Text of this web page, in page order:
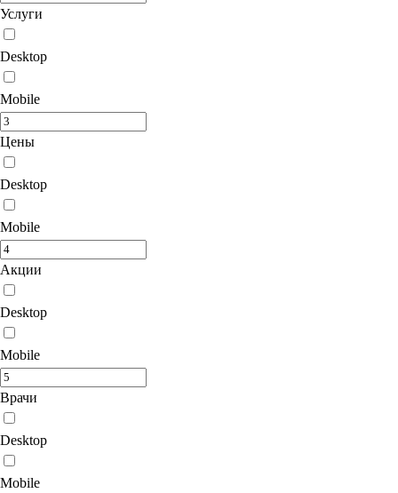
Услуги
Desktop
Mobile
Цены
Desktop
Mobile
Акции
Desktop
Mobile
Врачи
Desktop
Mobile